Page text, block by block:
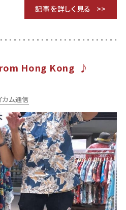
記事を詳しく見る
Hong Kong ♪
カム通信